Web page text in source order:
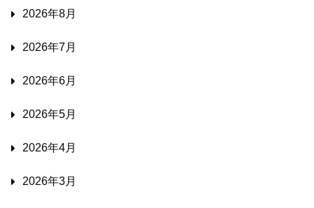
2026年8月
2026年7月
2026年6月
2026年5月
2026年4月
2026年3月